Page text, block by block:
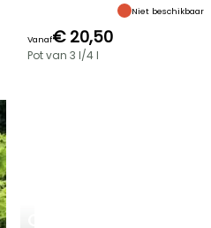
Niet beschikbaar
Vanaf€ 20,50
Pot van 3 l/4 l